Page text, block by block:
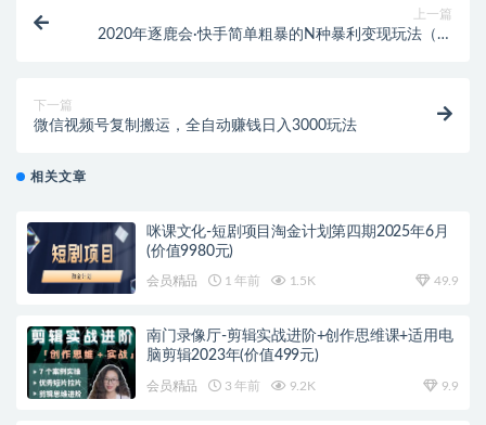
上一篇
2020年逐鹿会·快手简单粗暴的N种暴利变现玩法（线
下一篇
微信视频号复制搬运，全自动赚钱日入3000玩法
相关文章
咪课文化-短剧项目淘金计划第四期2025年6月
(价值9980元)
会员精品 1 年前 1.5K 49.9
南门录像厅-剪辑实战进阶+创作思维课+适用电
脑剪辑2023年(价值499元)
会员精品 3 年前 9.2K 9.9